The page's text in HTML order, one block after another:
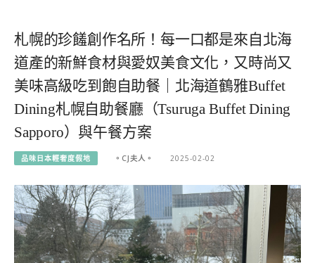
札幌的珍饈創作名所！每一口都是來自北海
道產的新鮮食材與愛奴美食文化，又時尚又
美味高級吃到飽自助餐｜北海道鶴雅Buffet
Dining札幌自助餐廳（Tsuruga Buffet Dining
Sapporo）與午餐方案
品味日本輕奢度假地 。CJ夫人。 2025-02-02